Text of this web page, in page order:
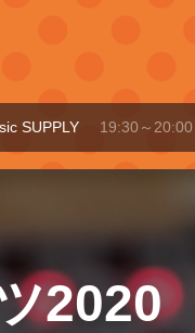
19:30～20:00
2020